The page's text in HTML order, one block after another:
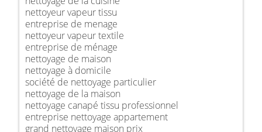
nettoyeur vapeur tissu
entreprise de menage
nettoyeur vapeur textile
entreprise de ménage
nettoyage de maison
nettoyage à domicile
société de nettoyage particulier
nettoyage de la maison
nettoyage canapé tissu professionnel
entreprise nettoyage appartement
grand nettoyage maison prix